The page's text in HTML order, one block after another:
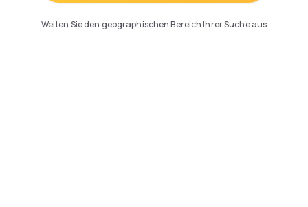
Weiten Sie den geographischen Bereich Ihrer Suche aus